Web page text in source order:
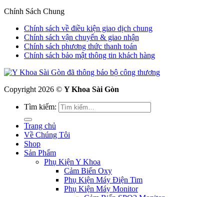
Chính Sách Chung
Chính sách về điều kiện giao dịch chung
Chính sách vận chuyển & giao nhận
Chính sách phương thức thanh toán
Chính sách bảo mật thông tin khách hàng
Copyright 2026 © Y Khoa Sài Gòn
Tìm kiếm:
Trang chủ
Về Chúng Tôi
Shop
Sản Phẩm
Phụ Kiện Y Khoa
Cảm Biến Oxy
Phụ Kiện Máy Điện Tim
Phụ Kiện Máy Monitor